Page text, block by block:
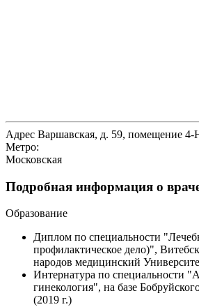
Адрес Варшавская, д. 59, помещение 4-
Метро:
Московская
Подробная информация о
Образование
Диплом по специальности
профилактическое дело)",
народов медицинский
Интернатура по специальности
гинекология", на базе
(2019 г.)